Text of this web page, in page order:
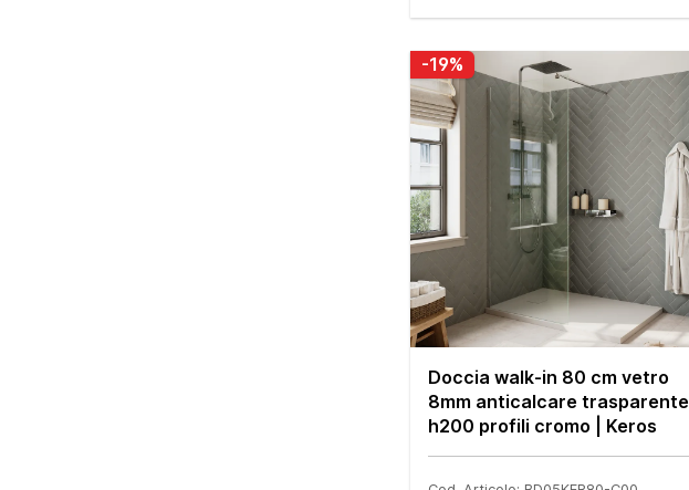
-19%
Doccia walk-in 80 cm vetro
8mm anticalcare trasparente
h200 profili cromo | Keros